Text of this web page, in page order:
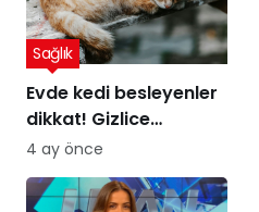
Evde kedi besleyenler
dikkat! Gizlice
yerleşen parazit,
görme kaybına yol
açıyor
Sağlık
4 ay önce